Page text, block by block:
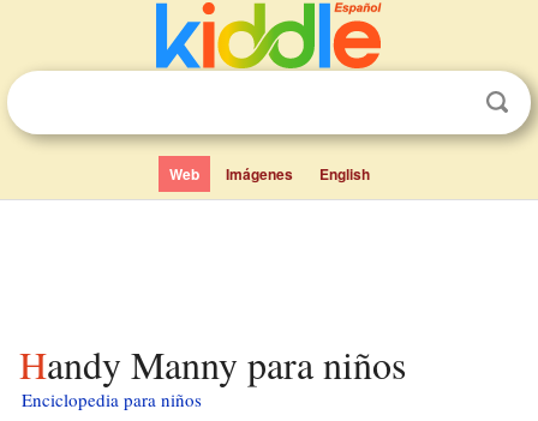
Web Imágenes English
Handy Manny para niños
Enciclopedia para niños